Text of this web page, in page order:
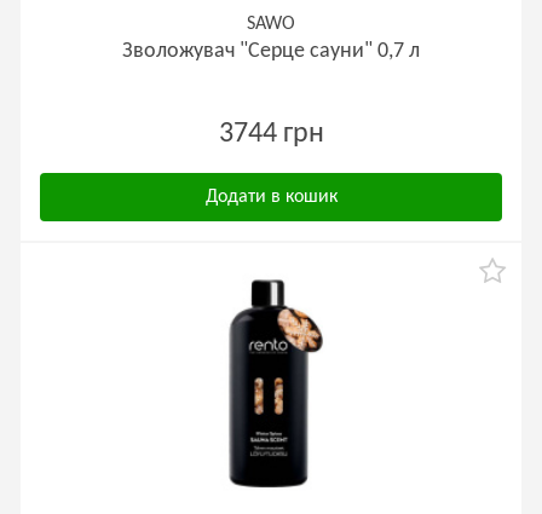
SAWO
Зволожувач "Серце сауни" 0,7 л
3744 грн
Додати в кошик